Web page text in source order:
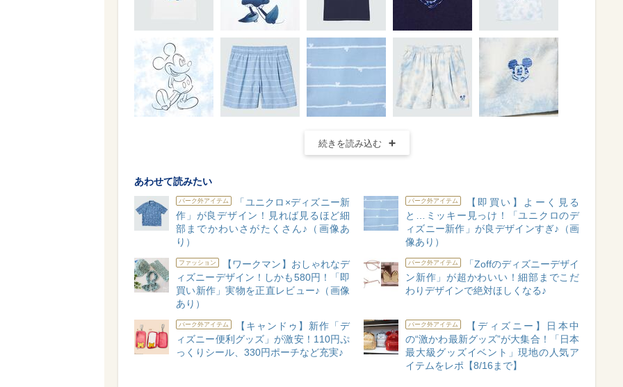
続きを読み込む
あわせて読みたい
パーク外アイテム
「ユニクロ×ディズニー新
作」が良デザイン！見れば見るほど細
部までかわいさがたくさん♪（画像あ
り）
パーク外アイテム
【即買い】よーく見る
と…ミッキー見っけ！「ユニクロのデ
ィズニー新作」が良デザインすぎ♪（画
像あり）
ファッション
【ワークマン】おしゃれなデ
ィズニーデザイン！しかも580円！「即
買い新作」実物を正直レビュー♪（画像
あり）
パーク外アイテム
「Zoffのディズニーデザイ
ン新作」が超かわいい！細部までこだ
わりデザインで絶対ほしくなる♪
パーク外アイテム
【キャンドゥ】新作「デ
ィズニー便利グッズ」が激安！110円ぷ
っくりシール、330円ポーチなど充実♪
パーク外アイテム
【ディズニー】日本中
の“激かわ最新グッズ”が大集合！「日本
最大級グッズイベント」現地の人気ア
イテムをレポ【8/16まで】